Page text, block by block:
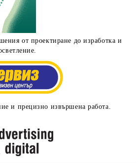
от проектиране до изработка и
и прецизно извършена работа.